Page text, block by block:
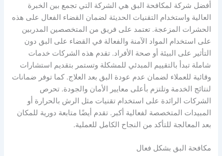
أفضل شركة لمكافحة البق هي الشركة التي تجمع بين الخبرة
العالية واستخدام التقنيات الحديثة لضمان القضاء الفعال على هذه
الحشرات المزعجة. تعتمد على فريق من المتخصصين المدربين
على استخدام المواد الآمنة والفعالة في القضاء على البق دون
التأثير على البيئة أو صحة الأفراد. تقدم هذه الشركات خدمات
شاملة تبدأ بالتقييم المبدئي للمشكلة وتستمر بتقديم استشارات
وقائية للعملاء لضمان عدم عودة البق بعد العلاج. كما توفر ضمانات
لنتائج الخدمة وتلتزم بأعلى معايير الأمان والجودة. تحرص
الشركات الرائدة على استخدام تقنيات مثل الرش بالحرارة أو
المبيدات المتخصصة لفعالية أكبر. تقدم أيضًا متابعة دورية للمكان
بعد المعالجة للتأكد من النجاح الكامل للعملية.
مكافحة البق بشكل فعال